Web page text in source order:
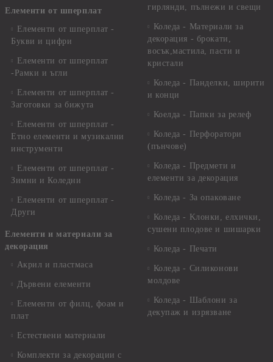
Елементи от шперплат
Елементи от шперплат -
Букви и цифри
Елементи от шперплат
-Рамки и ъгли
Елементи от шперплат -
Заготовки за бижута
Елементи от шперплат -
Етно елементи и музикални
инструменти
Елементи от шперплат -
Зимни и Коледни
Елементи от шперплат -
Други
Елементи и материали за
декорация
Акрил и пластмаса
Дървени елементи
Елементи от филц, фоам и
плат
Естествени материали
Комплекти за декорации с
гирлянди, пълнежи и свещи
Коледа - Материали за
декорация - брокати,
восък,мастила, пасти и
кристали
Коледа - Панделки, ширити
и конци
Коелда - Папки за релеф
Коледа - Перфоратори
(пънчове)
Коледа - Предмети и
елементи за декорация
Коледа - За опаковане
Коледа - Kлонки, елхички,
сушени плодове и шишарки
Коледа - Печати
Коледа - Силиконови
молдове
Коледа - Шаблони за
декупаж и изрязване